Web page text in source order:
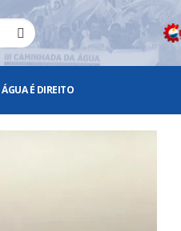
ÁGUA É DIREITO